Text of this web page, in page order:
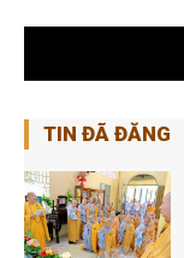
TIN ĐÃ ĐĂNG